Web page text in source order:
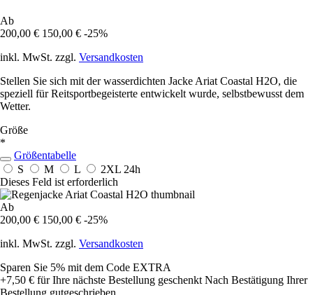
Ab
200,00 € 150,00 € -25%
inkl. MwSt. zzgl. Versandkosten
Stellen Sie sich mit der wasserdichten Jacke Ariat Coastal H2O, die
speziell für Reitsportbegeisterte entwickelt wurde, selbstbewusst dem
Wetter.
Größe
*
Größentabelle
S
M L 2XL 24h
Dieses Feld ist erforderlich
Ab
200,00 € 150,00 € -25%
inkl. MwSt. zzgl. Versandkosten
Sparen Sie 5% mit dem Code EXTRA
+7,50 € für Ihre nächste Bestellung geschenkt Nach Bestätigung Ihrer